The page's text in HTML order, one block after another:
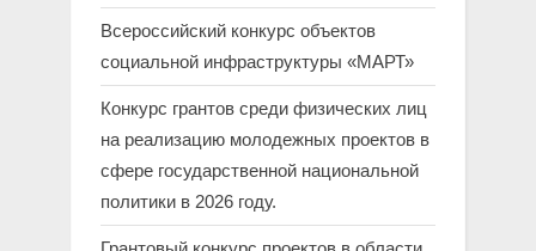
Всероссийский конкурс объектов
социальной инфраструктуры «МАРТ»
Конкурс грантов среди физических лиц
на реализацию молодежных проектов в
сфере государственной национальной
политики в 2026 году.